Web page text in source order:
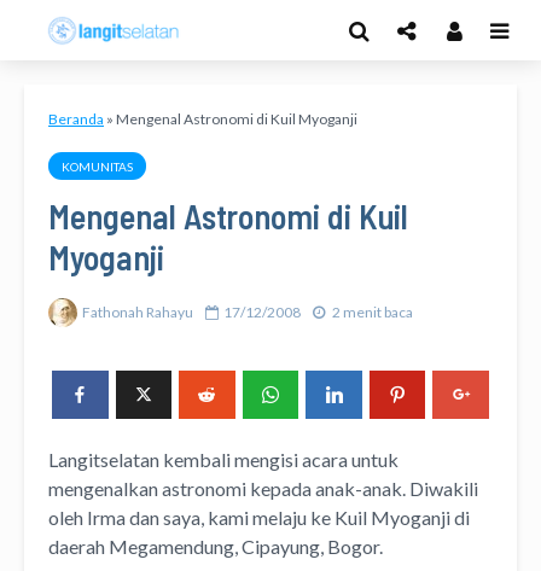
Beranda » Mengenal Astronomi di Kuil Myoganji
KOMUNITAS
Mengenal Astronomi di Kuil
Myoganji
Fathonah Rahayu 17/12/2008 2 menit baca
Langitselatan kembali mengisi acara untuk
mengenalkan astronomi kepada anak-anak. Diwakili
oleh Irma dan saya, kami melaju ke Kuil Myoganji di
daerah Megamendung, Cipayung, Bogor.